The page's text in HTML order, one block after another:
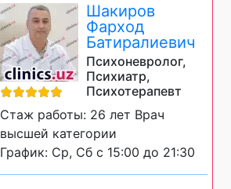
Шакиров
Фарход
Батиралиевич
Психоневролог,
Психиатр,
Психотерапевт
Стаж работы: 26 лет Врач
высшей категории
График: Ср, Сб с 15:00 до 21:30